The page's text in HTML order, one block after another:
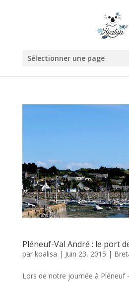
Sélectionner une page
Pléneuf-Val André : le port
par koalisa | Juin 23, 2015 |
Lors de notre journée à Pléneuf